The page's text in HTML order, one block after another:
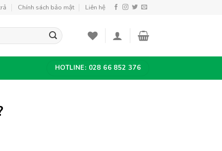
Chính sách bảo mật Liên hệ
HOTLINE: 028 66 852 376